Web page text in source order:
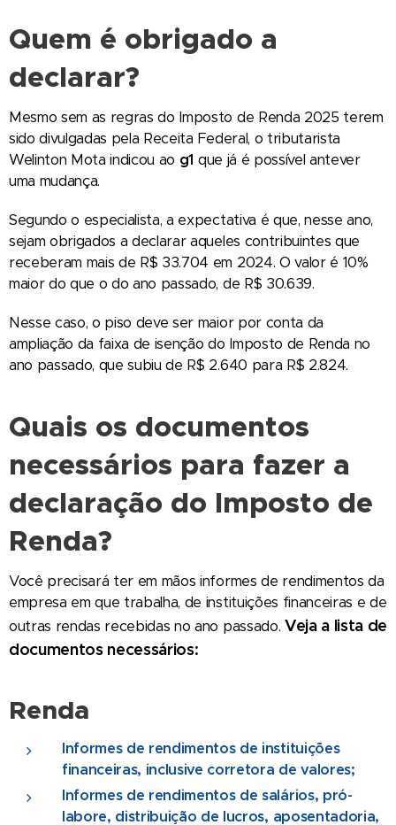
Quem é obrigado a
declarar?
Mesmo sem as regras do Imposto de Renda 2025 terem
sido divulgadas pela Receita Federal, o tributarista
Welinton Mota indicou ao g1 que já é possível antever
uma mudança.
Segundo o especialista, a expectativa é que, nesse ano,
sejam obrigados a declarar aqueles contribuintes que
receberam mais de R$ 33.704 em 2024. O valor é 10%
maior do que o do ano passado, de R$ 30.639.
Nesse caso, o piso deve ser maior por conta da
ampliação da faixa de isenção do Imposto de Renda no
ano passado, que subiu de R$ 2.640 para R$ 2.824.
Quais os documentos
necessários para fazer a
declaração do Imposto de
Renda?
Você precisará ter em mãos informes de rendimentos da
empresa em que trabalha, de instituições financeiras e de
outras rendas recebidas no ano passado. Veja a lista de
documentos necessários:
Renda
Informes de rendimentos de instituições
financeiras, inclusive corretora de valores;
Informes de rendimentos de salários, pró-
labore, distribuição de lucros, aposentadoria,